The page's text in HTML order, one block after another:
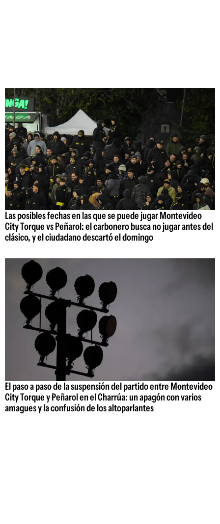
Las posibles fechas en las que se puede jugar Montevideo
City Torque vs Peñarol: el carbonero busca no jugar antes del
clásico, y el ciudadano descartó el domingo
El paso a paso de la suspensión del partido entre Montevideo
City Torque y Peñarol en el Charrúa: un apagón con varios
amagues y la confusión de los altoparlantes